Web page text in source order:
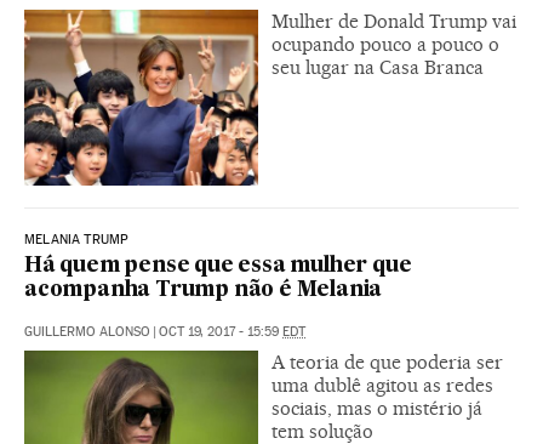
Mulher de Donald Trump vai
ocupando pouco a pouco o
seu lugar na Casa Branca
MELANIA TRUMP
Há quem pense que essa mulher que
acompanha Trump não é Melania
GUILLERMO ALONSO | OCT 19, 2017 - 15:59 EDT
A teoria de que poderia ser
uma dublê agitou as redes
sociais, mas o mistério já
tem solução